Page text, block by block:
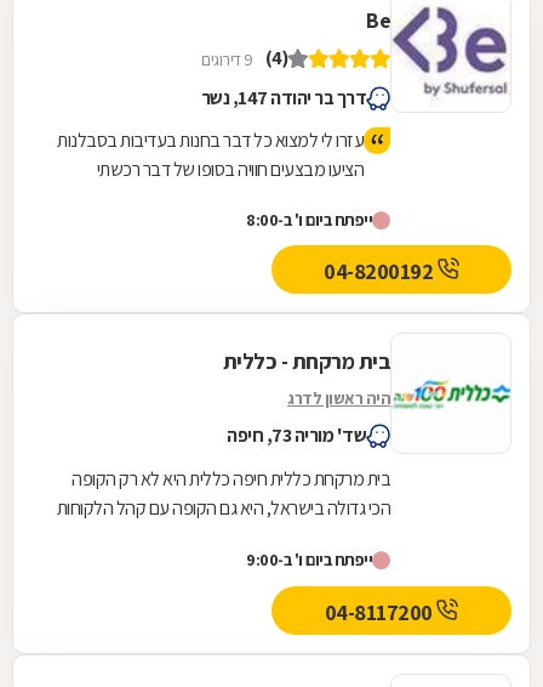
Be
(4) 9 דירוגים
דרך בר יהודה 147, נשר
עזרו לי למצוא כל דבר בחנות בעדיבות בסבלנות
הציעו מבצעים חוויה בסופו של דבר רכשתי
ייפתח ביום ו' ב-8:00
בית מרקחת - כללית
היה ראשון לדרג
שד' מוריה 73, חיפה
בית מרקחת כללית חיפה כללית היא לא רק הקופה
הכי גדולה בישראל, היא גם הקופה עם קהל הלקוחות
שירות...
ייפתח ביום ו' ב-9:00
04-8117200